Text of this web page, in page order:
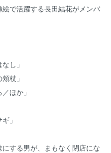
で活躍する長田結花がメンバ
し」
杖」
ほか」
」
する男が、まもなく閉店にな